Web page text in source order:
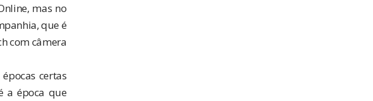
mas no
que é
com câmera
certas
a época que